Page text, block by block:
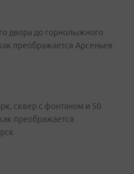
двора до горнолыжного
преображается Арсеньев
сквер с фонтаном и 50
преображается